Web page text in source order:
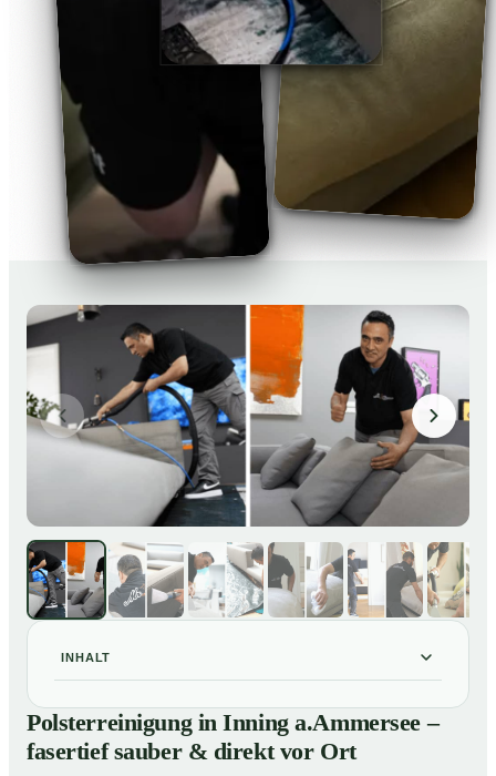
INHALT
Polsterreinigung in Inning a.Ammersee – fasertief
sauber & direkt vor Ort
Polsterreinigung in Inning a.Ammersee –
fasertief sauber & direkt vor Ort